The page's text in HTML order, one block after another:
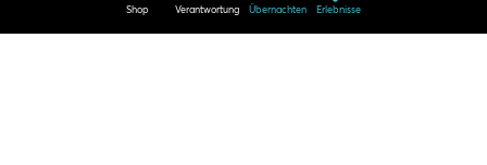
Shop Verantwortung Übernachten Erlebnisse